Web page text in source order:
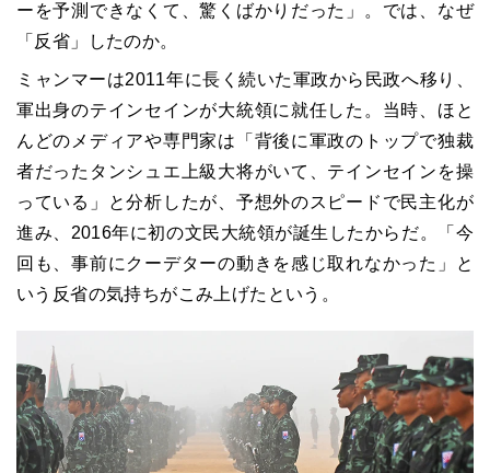
ーを予測できなくて、驚くばかりだった」。では、なぜ
「反省」したのか。
ミャンマーは2011年に長く続いた軍政から民政へ移り、
軍出身のテインセインが大統領に就任した。当時、ほと
んどのメディアや専門家は「背後に軍政のトップで独裁
者だったタンシュエ上級大将がいて、テインセインを操
っている」と分析したが、予想外のスピードで民主化が
進み、2016年に初の文民大統領が誕生したからだ。「今
回も、事前にクーデターの動きを感じ取れなかった」と
いう反省の気持ちがこみ上げたという。